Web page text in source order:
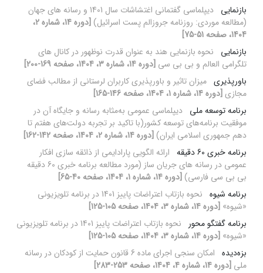
بازنمایی
دیپلماسی گفتمانی اغتشاشات سال 1401 و رسانه های جهان
(مطالعه موردی: روزنامه جروزالم پست اسرائیل)
[دوره 14، شماره 2،
1404، صفحه 51-75]
بازنمایی
نحوه بازنمایی هند به عنوان قدرت نوظهور در کانال های
تلگرامی العالم و بی بی سی [دوره 14، شماره 3، 1404، صفحه 169-200]
باورپذیری میزان تاثیر و باورپذیری کاربران لرستانی از مطالب فضای
مجازی [دوره 14، شماره 1، 1404، صفحه 146-165]
برنامه توسعه ملی
دیپلماسی عمومی به‌مثابه رسانه و جایگاه آن در
موفقیت برنامه‌های توسعه کشور(با تاکید بر تجربه دولت‌های هفتم تا
دهم جمهوری اسلامی ایران) [دوره 14، شماره 2، 1404، صفحه 142-162]
برنامه خبری 60 دقیقه
ارائه الگویی پارادایمی از ذائقه سازی افکار
عمومی در رسانه های جریان ساز (مورد مطالعه برنامه خبری 60 دقیقه
بی بی سی فارسی) [دوره 14، شماره 1، 1404، صفحه 40-65]
برنامه شیوه
نحوه بازتاب اعتراضات پاییز 1401 در برنامه تلویزیونی
«شیوه» [دوره 14، شماره 3، 1404، صفحه 105-125]
برنامه گفتگو محور
نحوه بازتاب اعتراضات پاییز 1401 در برنامه تلویزیونی
«شیوه» [دوره 14، شماره 3، 1404، صفحه 105-125]
بزه‌دیده
امکان سنجی اجرای ماده 6 قانون حمایت از کودکان در رسانه
ملی [دوره 14، شماره 4، 1404، صفحه 253-283]